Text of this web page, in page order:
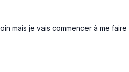
mais je vais commencer à me